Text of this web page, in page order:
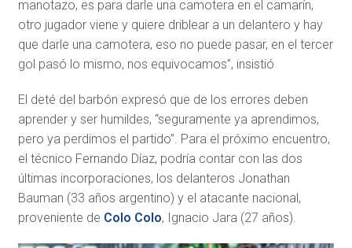
manotazo, es para darle una camotera en el camarín,
otro jugador viene y quiere driblear a un delantero y hay
que darle una camotera, eso no puede pasar, en el tercer
gol pasó lo mismo, nos equivocamos”, insistió
El deté del barbón expresó que de los errores deben
aprender y ser humildes, “seguramente ya aprendimos,
pero ya perdimos el partido”. Para el próximo encuentro,
el técnico Fernando Díaz, podría contar con las dos
últimas incorporaciones, los delanteros Jonathan
Bauman (33 años argentino) y el atacante nacional,
proveniente de Colo Colo, Ignacio Jara (27 años).